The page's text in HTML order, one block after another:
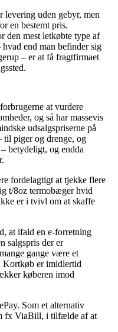
levering uden gebyr, men
en bestemt pris.
den mest letkøbte type af
end man befinder sig
– er at få fragtfirmaet
at vurdere
og så har massevis
udsalgspriserne på
til piger og drenge, og
betydeligt, og endda
fordelagtigt at tjekke flere
t/8oz termobæger hvid
er i tvivl om at skaffe
at ifald en e-forretning
salgspris der er
gange være et
Kortkøb er imidlertid
køberen imod
Som et alternativ
fx ViaBill, i tilfælde af at